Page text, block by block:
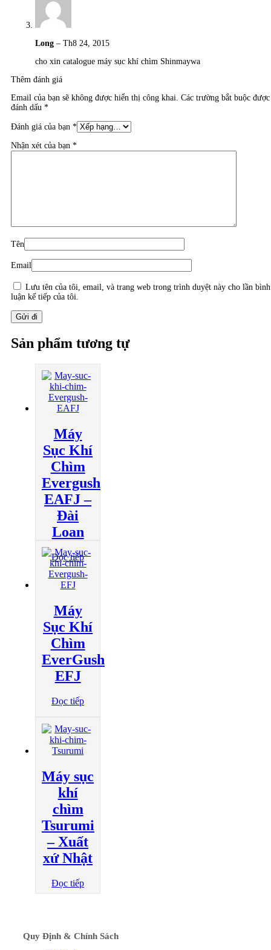
Long – Th8 24, 2015
cho xin catalogue máy sục khí chìm Shinmaywa
Thêm đánh giá
Email của bạn sẽ không được hiển thị công khai. Các trường bắt buộc được
đánh dấu *
Đánh giá của bạn *
Nhận xét của bạn *
Tên
Email
Lưu tên của tôi, email, và trang web trong trình duyệt này cho lần bình
luận kế tiếp của tôi.
Sản phẩm tương tự
Máy
Sục Khí
Chìm
Evergush
EAFJ –
Đài
Loan
Đọc tiếp
Máy
Sục Khí
Chìm
EverGush
EFJ
Đọc tiếp
Máy sục
khí
chìm
Tsurumi
– Xuất
xứ Nhật
Đọc tiếp
Quy Định & Chính Sách